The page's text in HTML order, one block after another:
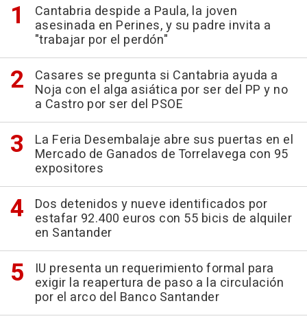
Cantabria despide a Paula, la joven
asesinada en Perines, y su padre invita a
"trabajar por el perdón"
Casares se pregunta si Cantabria ayuda a
Noja con el alga asiática por ser del PP y no
a Castro por ser del PSOE
La Feria Desembalaje abre sus puertas en el
Mercado de Ganados de Torrelavega con 95
expositores
Dos detenidos y nueve identificados por
estafar 92.400 euros con 55 bicis de alquiler
en Santander
IU presenta un requerimiento formal para
exigir la reapertura de paso a la circulación
por el arco del Banco Santander